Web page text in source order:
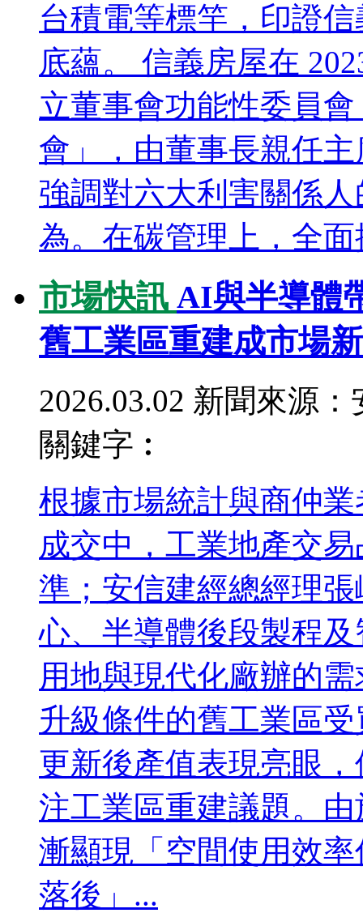
台積電等標竿，印證
底蘊。 信義房屋在
立董事會功能性委員
會」，由董事長親任
強調對六大利害關係
為。在碳管理上，全
市場快訊 AI與半導體
舊工業區重建成市場
2026.03.02 新聞來源：
關鍵字︰
根據市場統計與商仲
成交中，工業地產交
準；安信建經總經理
心、半導體後段製程
用地與現代化廠辦的
升級條件的舊工業區
更新後產值表現亮眼
注工業區重建議題。
漸顯現「空間使用效
落後」...